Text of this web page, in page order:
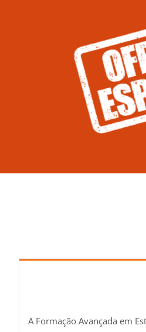
A Formação Avançada em